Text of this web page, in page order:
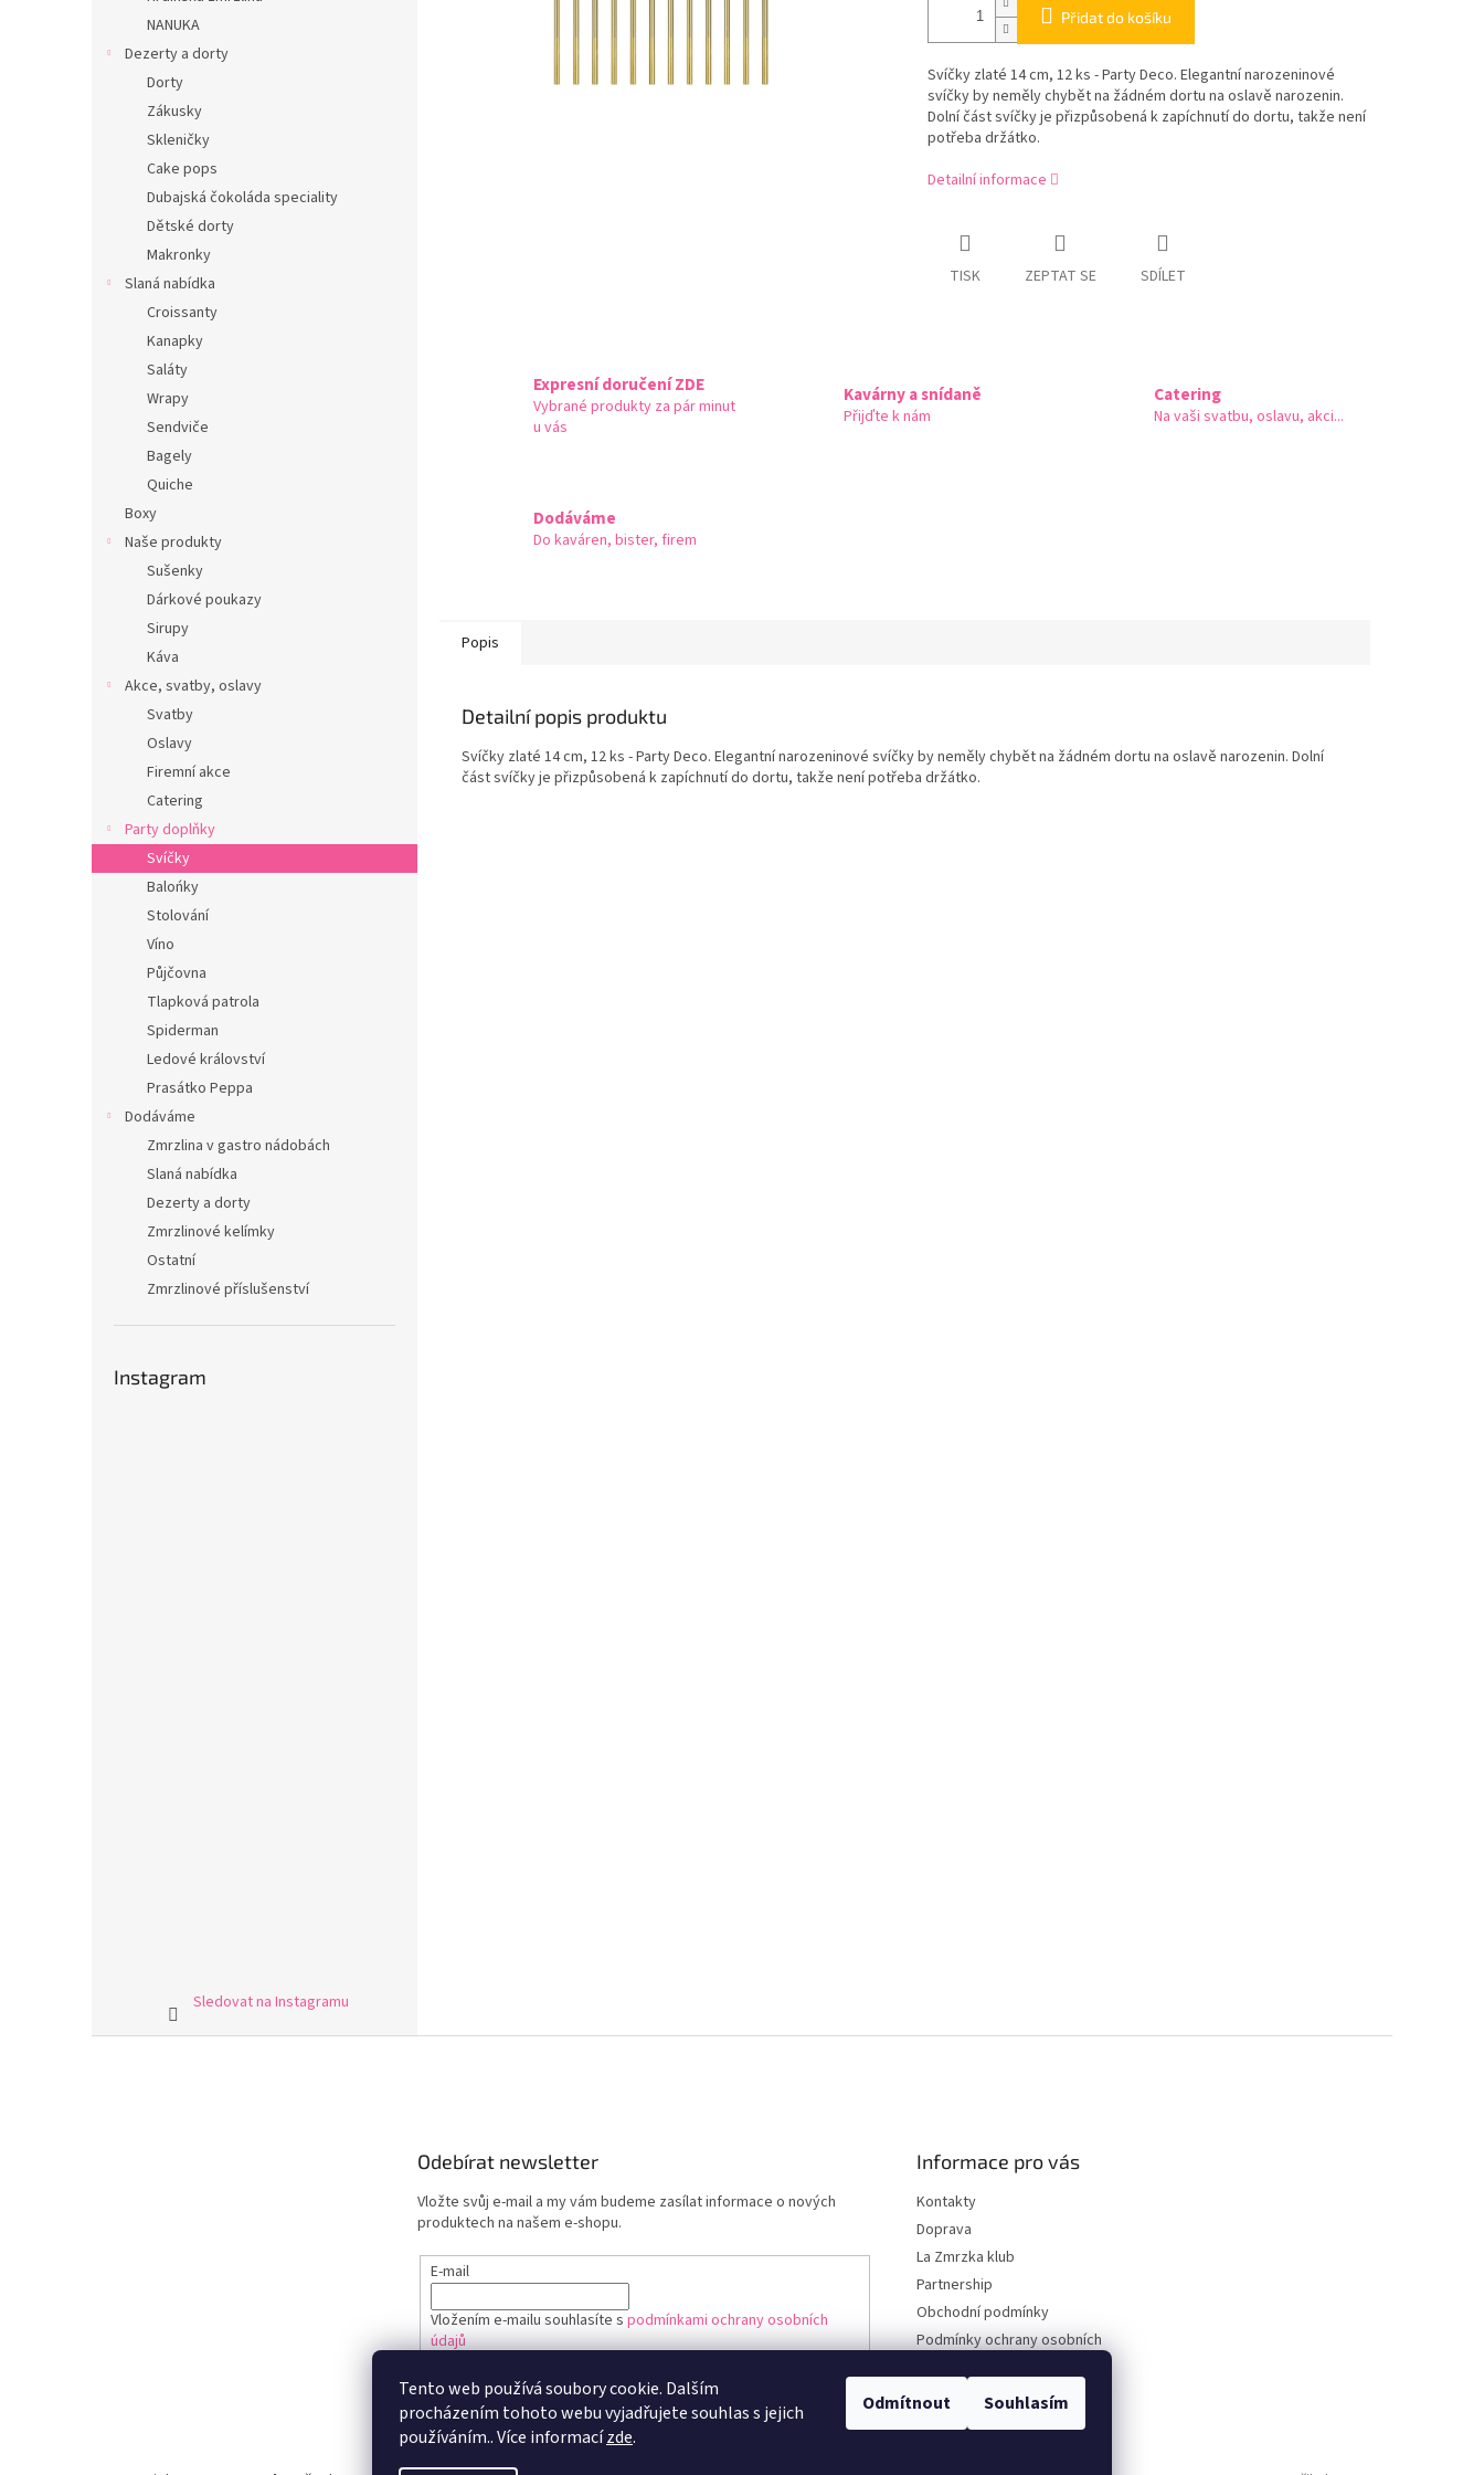
Tento web používá soubory cookie. Dalším
procházením tohoto webu vyjadřujete souhlas s jejich
používáním.. Více informacízde.
Odmítnout Souhlasím
NANUKA
Dezerty a dorty
Dorty
Zákusky
Skleničky
Cake pops
Dubajská čokoláda speciality
Dětské dorty
Makronky
Slaná nabídka
Croissanty
Kanapky
Saláty
Wrapy
Sendviče
Bagely
Quiche
Boxy
Naše produkty
Sušenky
Dárkové poukazy
Sirupy
Káva
Akce, svatby, oslavy
Svatby
Oslavy
Firemní akce
Catering
Party doplňky
Svíčky
Balońky
Stolování
Víno
Půjčovna
Tlapková patrola
Spiderman
Ledové království
Prasátko Peppa
Dodáváme
Zmrzlina v gastro nádobách
Slaná nabídka
Dezerty a dorty
Zmrzlinové kelímky
Ostatní
Zmrzlinové příslušenství
Instagram
Sledovat na Instagramu
Přidat do košíku
Svíčky zlaté 14 cm, 12 ks - Party Deco. Elegantní narozeninové
svíčky by neměly chybět na žádném dortu na oslavě narozenin.
Dolní část svíčky je přizpůsobená k zapíchnutí do dortu, takže není
potřeba držátko.
Detailní informace
TISK ZEPTAT SE SDÍLET
Expresní doručení ZDE
Vybrané produkty za pár minut
u vás
Kavárny a snídaně
Přijďte k nám
Catering
Na vaši svatbu, oslavu, akci...
Dodáváme
Do kaváren, bister, firem
Popis
Detailní popis produktu
Svíčky zlaté 14 cm, 12 ks - Party Deco. Elegantní narozeninové svíčky by neměly chybět na žádném dortu na oslavě narozenin. Dolní
část svíčky je přizpůsobená k zapíchnutí do dortu, takže není potřeba držátko.
Odebírat newsletter
Vložte svůj e-mail a my vám budeme zasílat informace o nových
produktech na našem e-shopu.
E-mail
Vložením e-mailu souhlasíte s podmínkami ochrany osobních
údajů
PŘIHLÁSIT SE
Informace pro vás
Kontakty
Doprava
La Zmrzka klub
Partnership
Obchodní podmínky
Podmínky ochrany osobních